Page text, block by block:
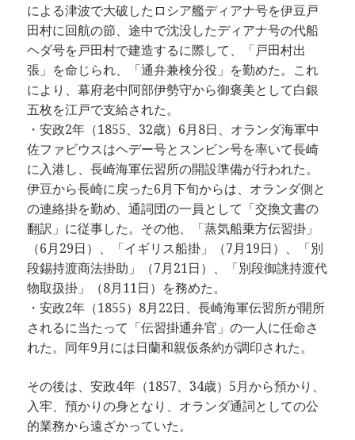
による津波で大破したロシア艦ディアナ号を伊豆戸
田村に回航の節、途中で沈没したディアナ号の代船
ヘダ号を戸田村で建造するに際して、「戸田村出
張」を命じられ、「通弁兼検分役」を勤めた。これ
により、幕府老中阿部伊勢守から御褒美として白銀
五枚を江戸で支給された。
・安政2年（1855、32歳）6月8日、オランダ海軍中
佐ファビウスはヘデー号とスンビン号を率いて長崎
に入港し、長崎海軍伝習所の開設準備が行われた。
伊豆から長崎に戻った6月下旬からは、オランダ側と
の連絡掛を勤め、通詞団の一員として「交換文書の
翻訳」に従事した。その他、「蒸気船乗方伝習掛」
（6月29日）、「イギリス船掛」（7月19日）、「別
段錫持渡商法掛助」（7月21日）、「別段御誂持渡代
物取扱掛」（8月11日）を務めた。
・安政2年（1855）8月22日、長崎海軍伝習所が開所
されるに当たって「伝習掛通弁官」の一人に任命さ
れた。同年9月には日蘭和親仮条約が調印された。
その後は、安政4年（1857、34歳）5月から預かり、
入牢、預かりの身となり、オランダ通詞としての公
的業務から遠ざかっていた。